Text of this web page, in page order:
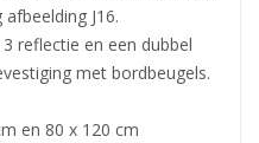
J16.
reflectie en een dubbel
met bordbeugels.
en 80 x 120 cm